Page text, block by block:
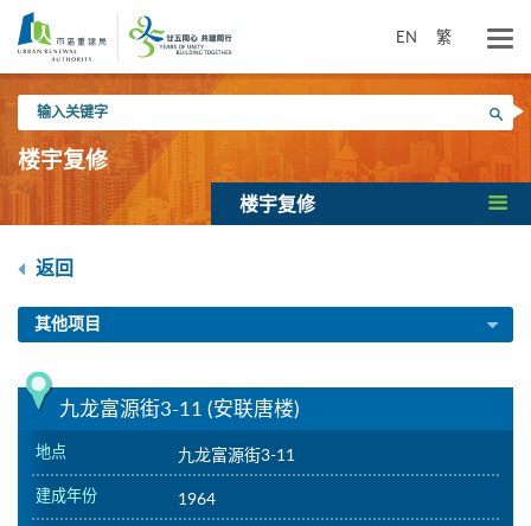
内
EN 繁
入
关
键
搜寻
楼宇复修
楼宇复修
返回
其他项目
九龙富源街3-11 (安联唐楼)
地点 九龙富源街3-11
建成年份 1964